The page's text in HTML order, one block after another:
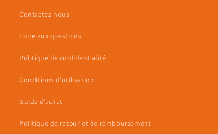
Contactez-nous
Foire aux questions
Politique de confidentialité
Conditions d’utilisation
Guide d’achat
Politique de retour et de remboursement